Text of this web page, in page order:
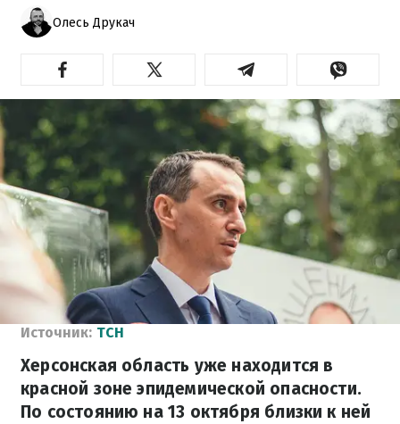
Олесь Друкач
Источник: ТСН
Херсонская область уже находится в
красной зоне эпидемической опасности.
По состоянию на 13 октября близки к ней